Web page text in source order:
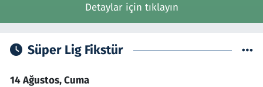
Detaylar için tıklayın
Süper Lig Fikstür
14 Ağustos, Cuma